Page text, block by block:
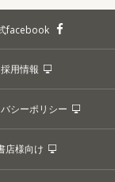
facebook
採用情報
シーポリシー
店様向け